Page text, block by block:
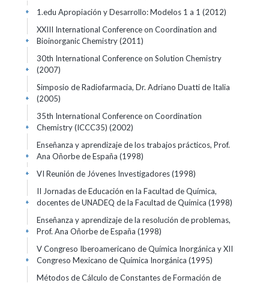
1.edu Apropiación y Desarrollo: Modelos 1 a 1 (2012)
+
XXIII International Conference on Coordination and
Bioinorganic Chemistry(2011)
+
30th International Conference on Solution Chemistry
(2007)
+
Simposio de Radiofarmacia, Dr. Adriano Duatti de Italia
(2005)
+
35th International Conference on Coordination
Chemistry (ICCC35) (2002)
+
Enseñanza y aprendizaje de los trabajos prácticos, Prof.
Ana Oñorbe de España (1998)
+
VI Reunión de Jóvenes Investigadores(1998)
+
II Jornadas de Educación en la Facultad de Química,
docentes de UNADEQ de la Facultad de Química (1998)
+
Enseñanza y aprendizaje de la resolución de problemas,
Prof. Ana Oñorbe de España (1998)
+
V Congreso Iberoamericano de Química Inorgánica y XII
Congreso Mexicano de Química Inorgánica (1995)
+
Métodos de Cálculo de Constantes de Formación de